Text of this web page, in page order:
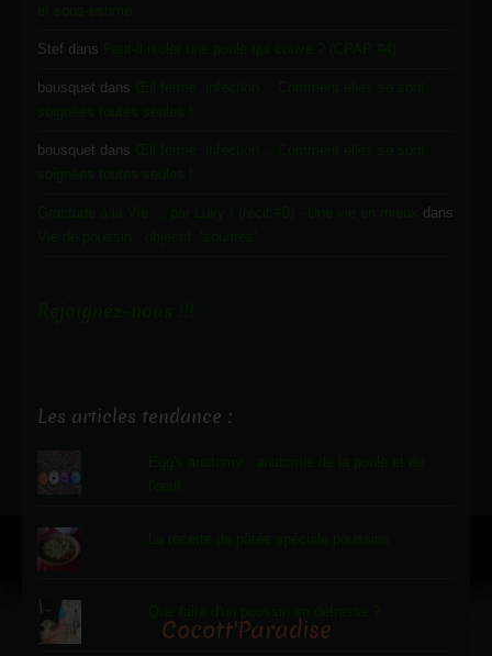
Stef dans
bousquet dans
bousquet dans
dans
Les articles tendance :
Cocott'Paradise